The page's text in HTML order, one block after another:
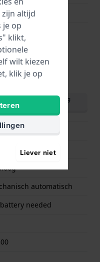
kroon
Download handleiding
automatisch
needed
altijd
je op
klikt,
wilt kiezen
klik je op
Liever niet